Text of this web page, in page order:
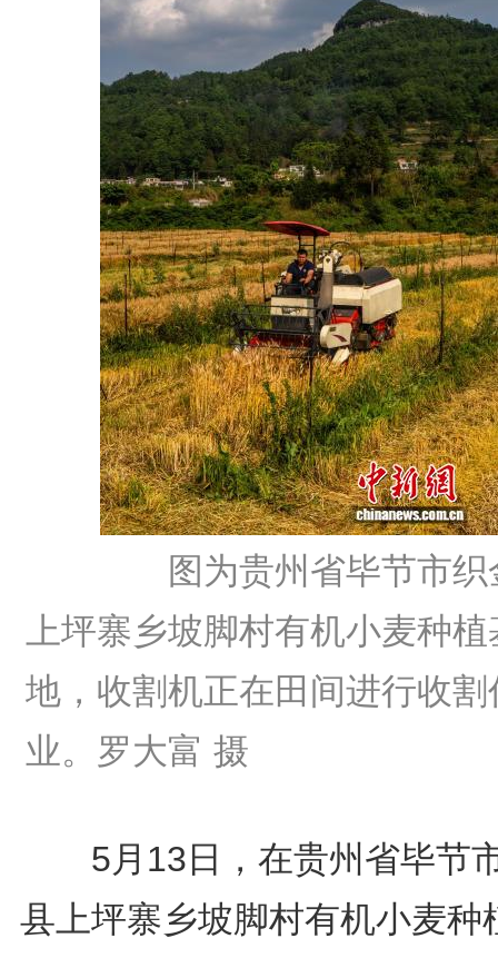
图为贵州省毕节市织
上坪寨乡坡脚村有机小麦种植
地，收割机正在田间进行收割
业。罗大富 摄
5月13日，在贵州省毕节
县上坪寨乡坡脚村有机小麦种